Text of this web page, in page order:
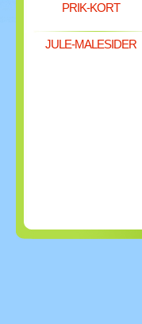
PRIK-KORT
JULE-MALESIDER